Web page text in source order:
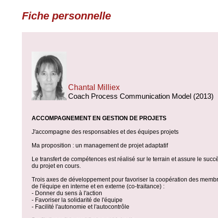
Fiche personnelle
Chantal Milliex
Coach Process Communication Model (2013)
ACCOMPAGNEMENT EN GESTION DE PROJETS
J'accompagne des responsables et des équipes projets
Ma proposition : un management de projet adaptatif
Le transfert de compétences est réalisé sur le terrain et assure le
du projet en cours.
Trois axes de développement pour favoriser la coopération des
de l'équipe en interne et en externe (co-traitance) :
- Donner du sens à l'action
- Favoriser la solidarité de l'équipe
- Facilité l'autonomie et l'autocontrôle